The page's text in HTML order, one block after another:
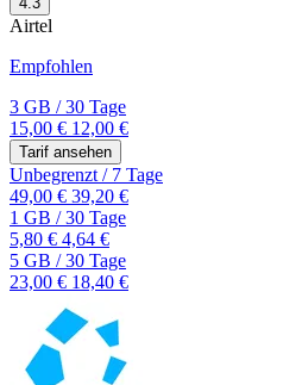
Airtel
Empfohlen
3 GB /30 Tage
15,00 € 12,00 €
Tarif ansehen
Unbegrenzt /7 Tage
49,00 € 39,20 €
1 GB /30 Tage
5,80 € 4,64 €
5 GB /30 Tage
23,00 € 18,40 €